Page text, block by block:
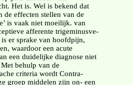
Het is. Wel is bekend dat
de effecten stellen van de
is vaak niet moeilijk. van
afferente trigeminusve-
er sprake van hoofdpijn,
waardoor een acute
een duidelijke diagnose niet
behulp van de
criteria wordt Contra-
groep middelen zijn on- een